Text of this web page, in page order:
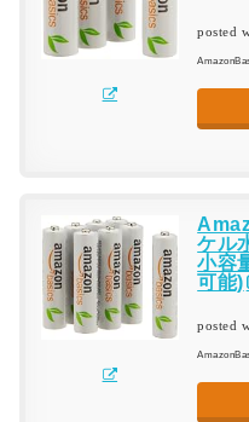
posted
ケル
小容
可能)
posted